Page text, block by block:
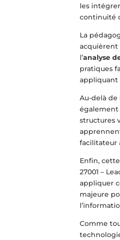
les
continuité
La
l’analyse
pratiques
appliquant
Au-delà
également
structures
facilitateur
Enfin,
27001 –
appliquer
majeure
Comme